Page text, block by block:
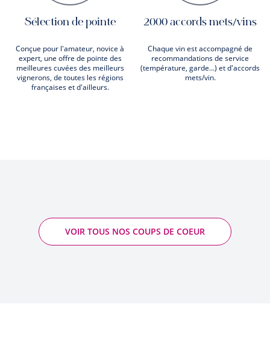
Sélection de pointe
Conçue pour l'amateur, novice à
expert, une offre de pointe des
meilleures cuvées des meilleurs
vignerons, de toutes les régions
françaises et d'ailleurs.
2000 accords mets/vins
Chaque vin est accompagné de
recommandations de service
(température, garde...) et d'accords
mets/vin.
VOIR TOUS NOS COUPS DE COEUR